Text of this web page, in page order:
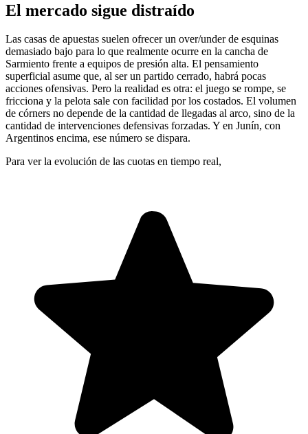
El mercado sigue distraído
Las casas de apuestas suelen ofrecer un over/under de esquinas
demasiado bajo para lo que realmente ocurre en la cancha de
Sarmiento frente a equipos de presión alta. El pensamiento
superficial asume que, al ser un partido cerrado, habrá pocas
acciones ofensivas. Pero la realidad es otra: el juego se rompe, se
fricciona y la pelota sale con facilidad por los costados. El volumen
de córners no depende de la cantidad de llegadas al arco, sino de la
cantidad de intervenciones defensivas forzadas. Y en Junín, con
Argentinos encima, ese número se dispara.
Para ver la evolución de las cuotas en tiempo real,